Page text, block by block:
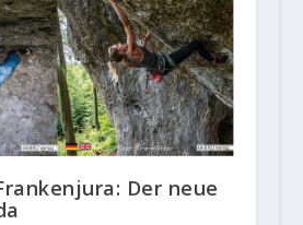
Der neue